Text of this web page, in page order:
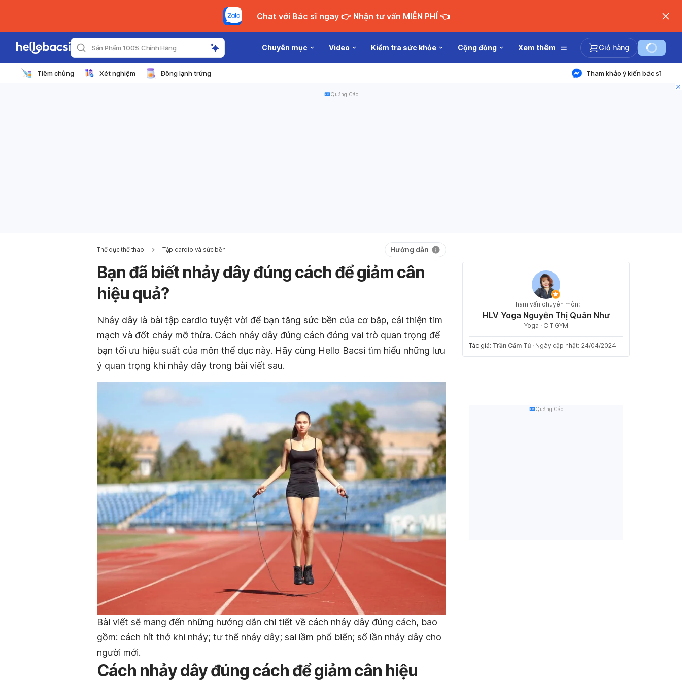
Chat với Bác sĩ ngay 👉 Nhận tư vấn MIỄN PHÍ 👈
Sản Phẩm 100% Chính Hãng Chuyên mục Video Kiểm tra sức khỏe Cộng đồng Xem thêm Giỏ hàng
Tiêm chủng Xét nghiệm Đông lạnh trứng Tham khảo ý kiến bác sĩ
Quảng Cáo
Thể dục thể thao Tập cardio và sức bền Hướng dẫn
Bạn đã biết nhảy dây đúng cách để giảm cân
hiệu quả?
Nhảy dây là bài tập cardio tuyệt vời để bạn tăng sức bền của cơ bắp, cải thiện tim
mạch và đốt cháy mỡ thừa. Cách nhảy dây đúng cách đóng vai trò quan trọng để
bạn tối ưu hiệu suất của môn thể dục này. Hãy cùng Hello Bacsi tìm hiểu những lưu
ý quan trọng khi nhảy dây trong bài viết sau.
Bài viết sẽ mang đến những hướng dẫn chi tiết về cách nhảy dây đúng cách, bao
gồm: cách hít thở khi nhảy; tư thế nhảy dây; sai lầm phổ biến; số lần nhảy dây cho
người mới.
Cách nhảy dây đúng cách để giảm cân hiệu
Tham vấn chuyên môn:
HLV Yoga Nguyễn Thị Quân Như
Yoga · CITIGYM
Tác giả: Trần Cẩm Tú · Ngày cập nhật: 24/04/2024
Quảng Cáo